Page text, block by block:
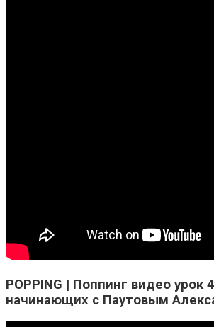
POPPING | Поппинг видео урок
начинающих с Паутовым